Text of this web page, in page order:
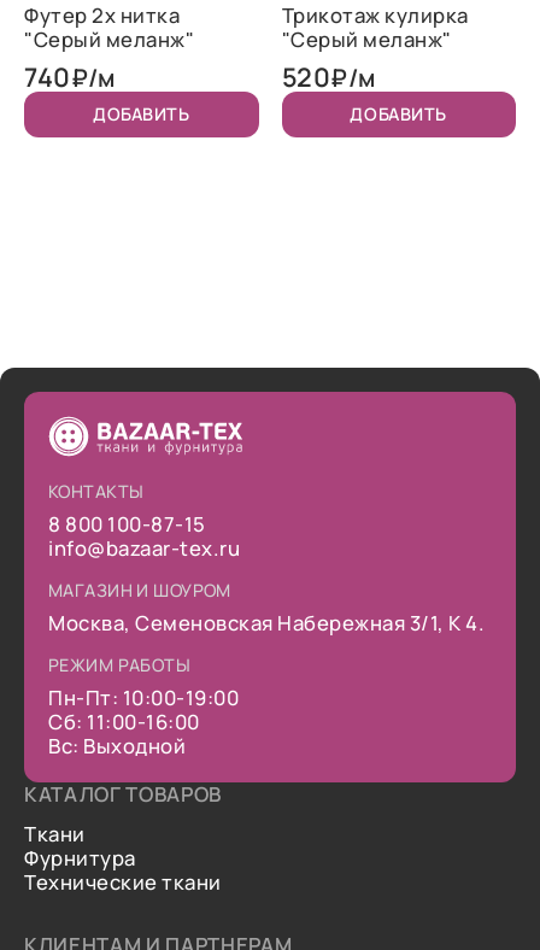
Футер 2х нитка
"Серый меланж"
740₽/м
ДОБАВИТЬ
Трикотаж кулирка
"Серый меланж"
520₽/м
ДОБАВИТЬ
КОНТАКТЫ
8 800 100-87-15
info@bazaar-tex.ru
МАГАЗИН И ШОУРОМ
Москва, Семеновская Набережная 3/1, К 4.
РЕЖИМ РАБОТЫ
Пн-Пт: 10:00-19:00
Сб: 11:00-16:00
Вс: Выходной
КАТАЛОГ ТОВАРОВ
Ткани
Фурнитура
Технические ткани